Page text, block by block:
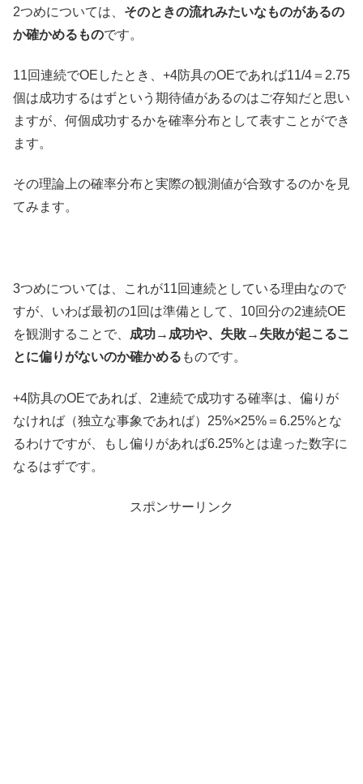
2つめについては、 そのときの流れみたいなものがあるの
か確かめるものです。
11回連続でOEしたとき、+4防具のOEであれば11/4＝2.75
個は成功するはずという期待値があるのはご存知だと思い
ますが、何個成功するかを確率分布として表すことができ
ます。
その理論上の確率分布と実際の観測値が合致するのかを見
てみます。
3つめについては、これが11回連続としている理由なので
すが、いわば最初の1回は準備として、10回分の2連続OE
を観測することで、 成功→成功や、失敗→失敗が起こるこ
とに偏りがないのか確かめる ものです。
+4防具のOEであれば、2連続で成功する確率は、偏りが
なければ（独立な事象であれば）25%×25%＝6.25%とな
るわけですが、もし偏りがあれば6.25%とは違った数字に
なるはずです。
スポンサーリンク